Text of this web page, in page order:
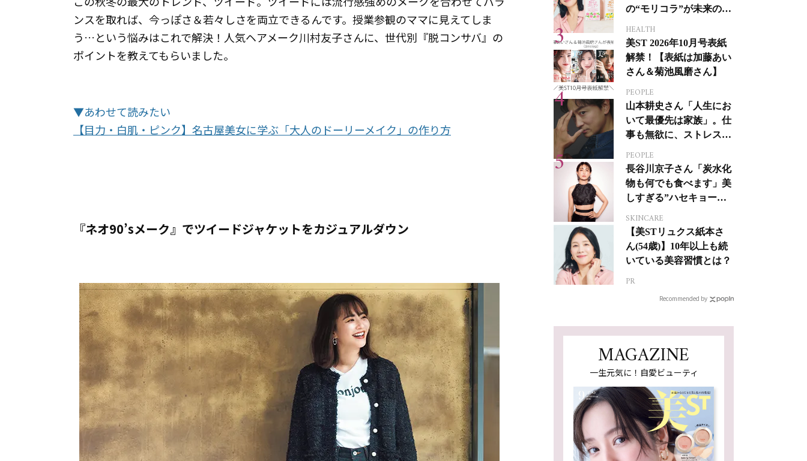
ンスを取れば、今っぽさ＆若々しさを両立できるんです。授業参観のママに見えてしま
う…という悩みはこれで解決！人気ヘアメーク川村友子さんに、世代別『脱コンサバ』の
ポイントを教えてもらいました。
▼あわせて読みたい
【目力・白肌・ピンク】名古屋美女に学ぶ「大人のドーリーメイク」の作り方
『ネオ90’sメーク』でツイードジャケットをカジュアルダウン
の“モリコラ”が未来のキ
HEALTH
美ST 2026年10月号表紙
解禁！【表紙は加藤あい
さん＆菊池風磨さん】
PEOPLE
山本耕史さん「人生にお
いて最優先は家族」。仕
事も無欲に、ストレスを
PEOPLE
長谷川京子さん「炭水化
物も何でも食べます」美
しすぎる”ハセキョーボ
SKINCARE
【美STリュクス紙本さ
ん(54歳)】10年以上も続
いている美容習慣とは？
PR
Recommended by
MAGAZINE
一生元気に！自愛ビューティ